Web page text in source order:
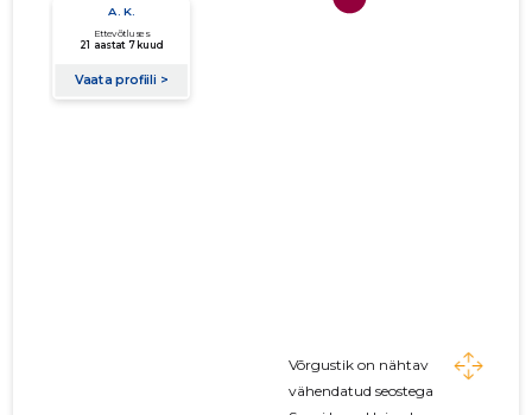
Võrgustik on nähtav
vähendatud seostega